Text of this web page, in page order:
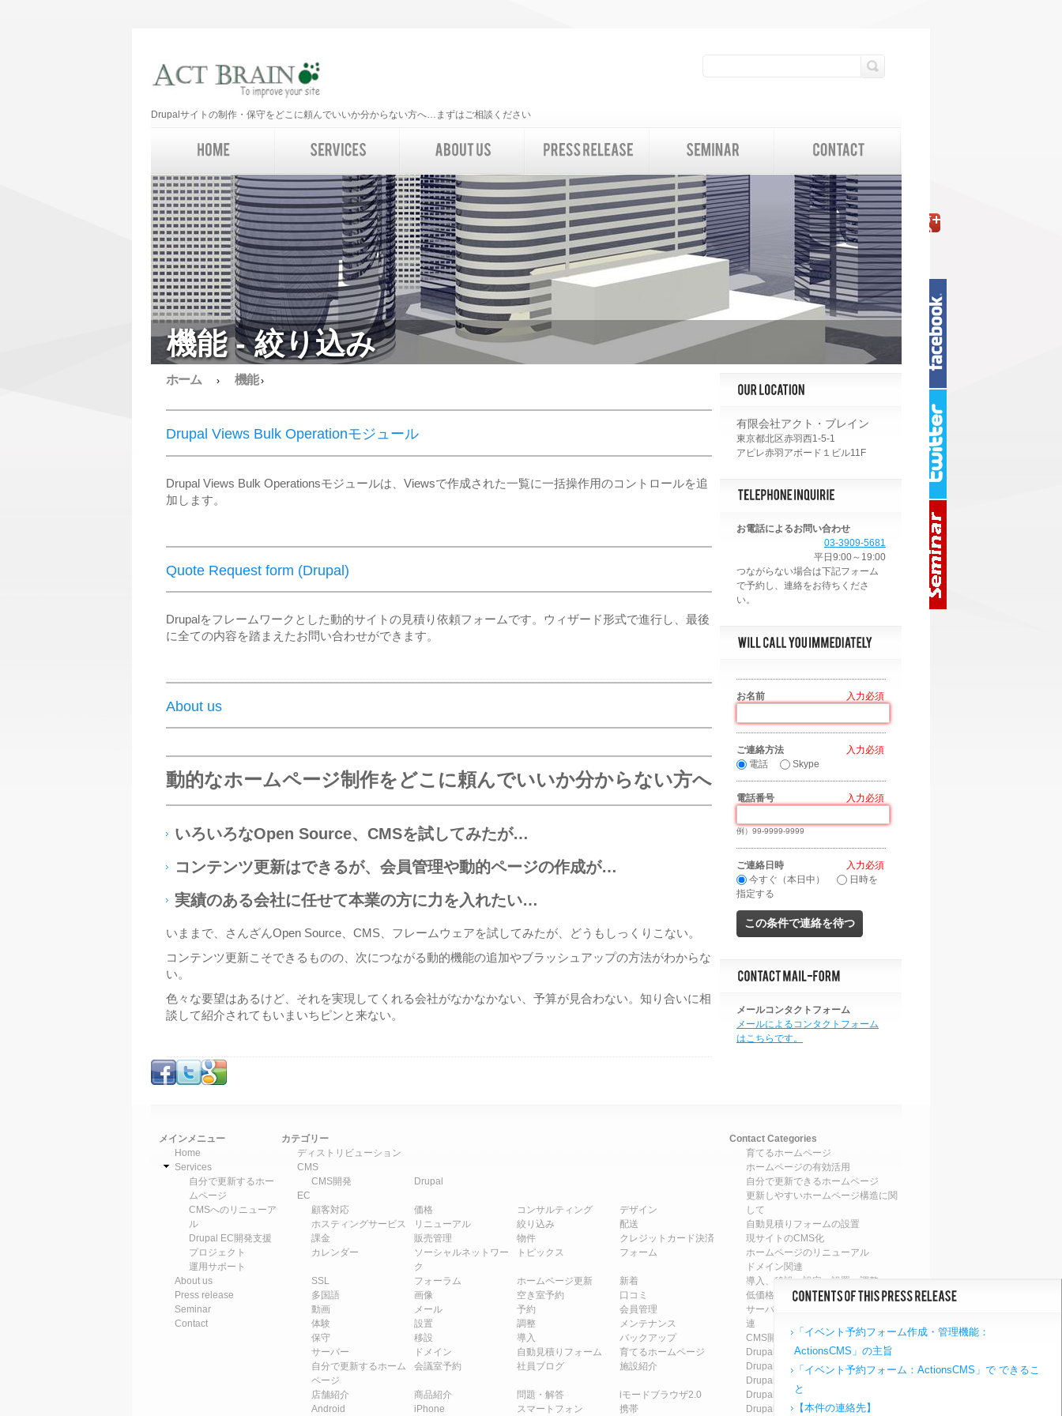
Drupalサイトの制作・保守をどこに頼んでいいか分からない方へ…まずはご相談ください
機能 - 絞り込み
有限会社アクト・ブレイン
東京都北区赤羽西1-5-1
アピレ赤羽アボード１ビル11F
お電話によるお問い合わせ
03-3909-5681
平日9:00～19:00
お名前
ご連絡方法
電話
Skype
電話番号
例）99-9999-9999
ご連絡日時
今すぐ（本日中）
日時を
指定する
メールコンタクトフォーム
メールによるコンタクトフォーム
はこちらです。
ホーム › 機能›
「イベント予約フォーム作成・管理機能：
ActionsCMS」の主旨
「イベント予約フォーム：ActionsCMS」で できるこ
と
【本件の連絡先】
Drupal Views Bulk Operationモジュール
Drupal Views Bulk Operationsモジュールは、Viewsで作成された一覧に一括操作用のコントロールを追
加します。
Quote Request form (Drupal)
Drupalをフレームワークとした動的サイトの見積り依頼フォームです。ウィザード形式で進行し、最後
に全ての内容を踏まえたお問い合わせができます。
About us
動的なホームページ制作をどこに頼んでいいか分からない方へ
いろいろなOpen Source、CMSを試してみたが…
コンテンツ更新はできるが、会員管理や動的ページの作成が…
実績のある会社に任せて本業の方に力を入れたい…
いままで、さんざんOpen Source、CMS、フレームウェアを試してみたが、どうもしっくりこない。
コンテンツ更新こそできるものの、次につながる動的機能の追加やブラッシュアップの方法がわからな
い。
色々な要望はあるけど、それを実現してくれる会社がなかなかない、予算が見合わない。知り合いに相
談して紹介されてもいまいちピンと来ない。
メインメニュー
Home
Services
自分で更新するホー
ムページ
CMSへのリニューア
ル
Drupal EC開発支援
プロジェクト
運用サポート
About us
Press release
Seminar
Contact
カテゴリー
ディストリビューション
CMS
CMS開発
Drupal
EC
顧客対応
価格 コンサルティング
デザイン
ホスティングサービス
リニューアル 絞り込み
配送
課金
販売管理 物件
クレジットカード決済
カレンダー
ソーシャルネットワー
ク
トピックス フォーム
SSL フォーラム ホームページ更新
新着
多国語
画像 空き室予約
口コミ
動画
メール 予約
会員管理
体験
設置 調整
メンテナンス
保守
移設 導入
バックアップ
サーバー
ドメイン 自動見積りフォーム
育てるホームページ
自分で更新するホーム
ページ
会議室予約 社員ブログ 施設紹介
店舗紹介 商品紹介 問題・解答
iモードブラウザ2.0
Android
iPhone スマートフォン 携帯
Contact Categories
育てるホームページ
ホームページの有効活用
自分で更新できるホームページ
更新しやすいホームページ構造に関
して
自動見積りフォームの設置
現サイトのCMS化
ホームページのリニューアル
ドメイン関連
導入、移設、設定、設置、調整
低価格ホームページの導入・設置
サーバ運営・保守、ホスティング関
連
CMS開発関連
Drupal7のアップデート
Drupal8のアップデート
Drupal7へのアップグレード
Drupal8へのアップグレード
Drupalによるシステム構築